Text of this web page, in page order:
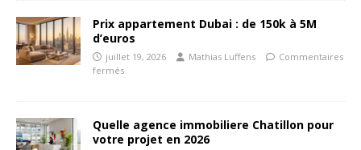
Prix appartement Dubai : de 150k à 5M
d’euros
juillet 19, 2026 Mathias Luffens
Commentaires
fermés
Quelle agence immobiliere Chatillon pour
votre projet en 2026